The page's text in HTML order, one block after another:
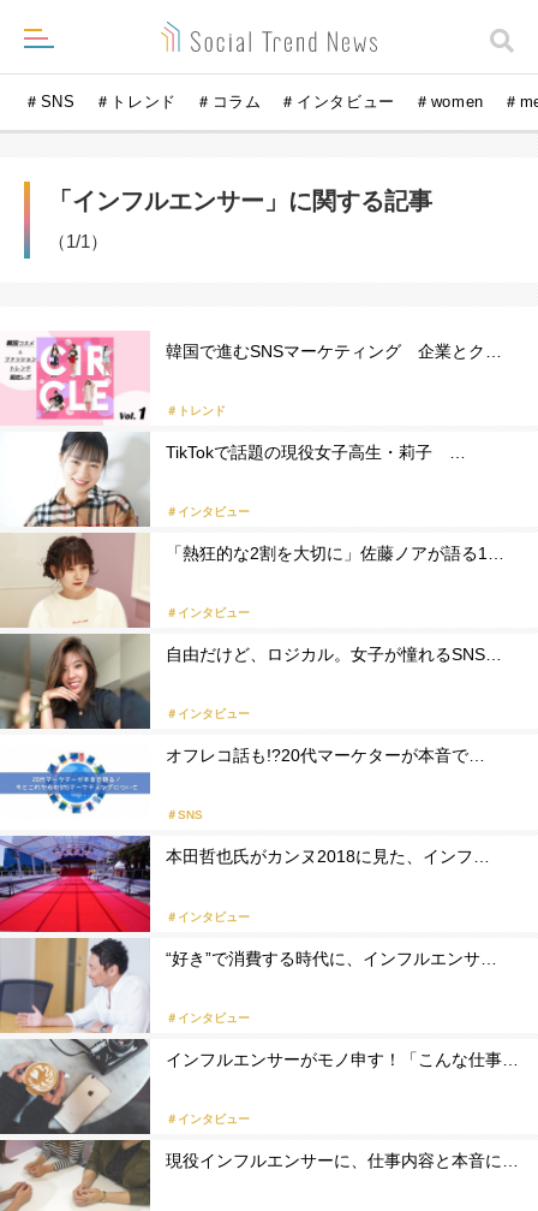
＃SNS ＃トレンド ＃コラム ＃インタビュー ＃women ＃
「インフルエンサー」に関する記事
（1/1）
韓国で進むSNSマーケティング 企業とク…
＃トレンド
TikTokで話題の現役女子高生・莉子 …
＃インタビュー
「熱狂的な2割を大切に」佐藤ノアが語る1…
＃インタビュー
自由だけど、ロジカル。女子が憧れるSNS…
＃インタビュー
オフレコ話も!?20代マーケターが本音で…
＃SNS
本田哲也氏がカンヌ2018に見た、インフ…
＃インタビュー
“好き”で消費する時代に、インフルエンサ…
＃インタビュー
インフルエンサーがモノ申す！「こんな仕事…
＃インタビュー
現役インフルエンサーに、仕事内容と本音に…